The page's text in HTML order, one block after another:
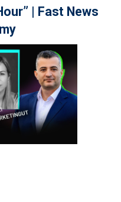
| Fast News